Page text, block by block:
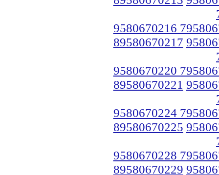
9580670216
89580670217
9580670220
89580670221
9580670224
89580670225
9580670228
89580670229